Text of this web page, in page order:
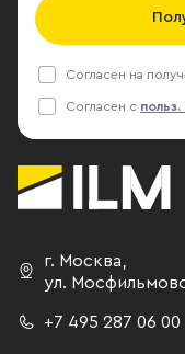
Согласен на
Согласен с
г. Москва
ул.
+7 495 287 06 00